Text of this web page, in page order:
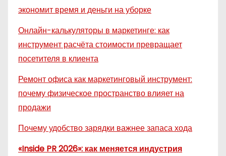
экономит время и деньги на уборке
Онлайн-калькуляторы в маркетинге: как
инструмент расчёта стоимости превращает
посетителя в клиента
Ремонт офиса как маркетинговый инструмент:
почему физическое пространство влияет на
продажи
Почему удобство зарядки важнее запаса хода
«Inside PR 2026»: как меняется индустрия